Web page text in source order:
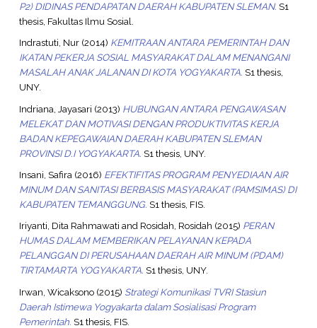
P2) DIDINAS PENDAPATAN DAERAH KABUPATEN SLEMAN. S1
thesis, Fakultas Ilmu Sosial.
Indrastuti, Nur(2014) KEMITRAAN ANTARA PEMERINTAH DAN
IKATAN PEKERJA SOSIAL MASYARAKAT DALAM MENANGANI
MASALAH ANAK JALANAN DI KOTA YOGYAKARTA. S1 thesis,
UNY.
Indriana, Jayasari (2013) HUBUNGAN ANTARA PENGAWASAN
MELEKAT DAN MOTIVASI DENGAN PRODUKTIVITAS KERJA
BADAN KEPEGAWAIAN DAERAH KABUPATEN SLEMAN
PROVINSI D.I YOGYAKARTA. S1 thesis, UNY.
Insani, Safira (2016) EFEKTIFITAS PROGRAM PENYEDIAAN AIR
MINUM DAN SANITASI BERBASIS MASYARAKAT (PAMSIMAS) DI
KABUPATEN TEMANGGUNG. S1 thesis, FIS.
Iriyanti, Dita Rahmawati and Rosidah, Rosidah (2015) PERAN
HUMAS DALAM MEMBERIKAN PELAYANAN KEPADA
PELANGGAN DI PERUSAHAAN DAERAH AIR MINUM (PDAM)
TIRTAMARTA YOGYAKARTA. S1 thesis, UNY.
Irwan, Wicaksono(2015) Strategi Komunikasi TVRI Stasiun
Daerah Istimewa Yogyakarta dalam Sosialisasi Program
Pemerintah. S1 thesis, FIS.